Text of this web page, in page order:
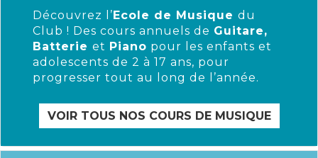
Découvrez l’Ecole de Musique du
Club ! Des cours annuels de Guitare,
Batterie et Piano pour les enfants et
adolescents de 2 à 17 ans, pour
progresser tout au long de l’année.
VOIR TOUS NOS COURS DE MUSIQUE